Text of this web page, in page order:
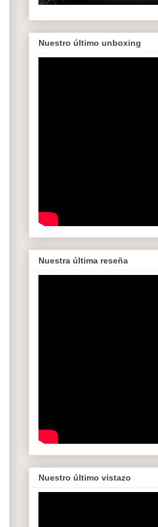
Nuestro último unboxing
Nuestra última reseña
Nuestro último vistazo